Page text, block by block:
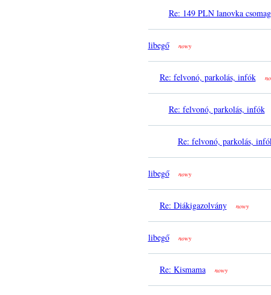
Re: 149 PLN lanovka csomag
libegő nowy
Re: felvonó, parkolás, infók
Re: felvonó, parkolás, infók
Re: felvonó, parkolás,
libegő nowy
Re: Diákigazolvány nowy
libegő nowy
Re: Kismama nowy